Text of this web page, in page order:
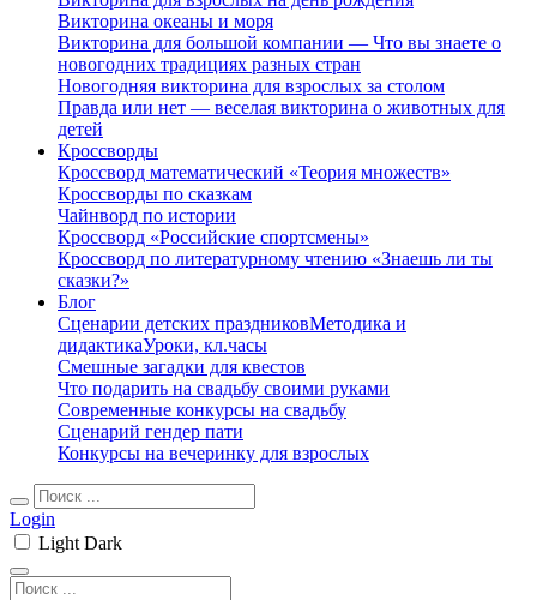
Викторина океаны и моря
Викторина для большой компании — Что вы знаете о
новогодних традициях разных стран
Новогодняя викторина для взрослых за столом
Правда или нет — веселая викторина о животных для
детей
Кроссворды
Кроссворд математический «Теория множеств»
Кроссворды по сказкам
Чайнворд по истории
Кроссворд «Российские спортсмены»
Кроссворд по литературному чтению «Знаешь ли ты
сказки?»
Блог
Сценарии детских праздниковМетодика и
дидактикаУроки, кл.часы
Смешные загадки для квестов
Что подарить на свадьбу своими руками
Современные конкурсы на свадьбу
Сценарий гендер пати
Конкурсы на вечеринку для взрослых
Login
Light Dark